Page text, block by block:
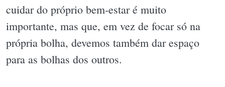
cuidar do próprio bem-estar é muito
importante, mas que, em vez de focar só na
própria bolha, devemos também dar espaço
para as bolhas dos outros.